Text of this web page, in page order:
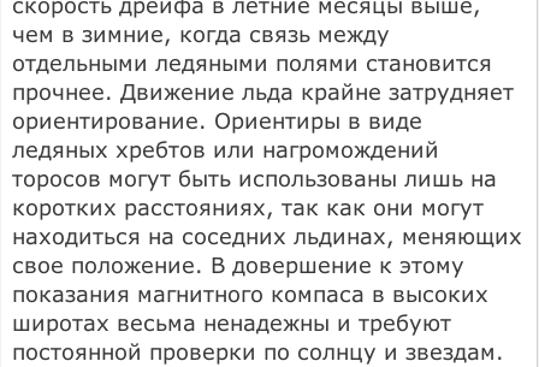
чем в зимние, когда связь между
отдельными ледяными полями становится
прочнее. Движение льда крайне затрудняет
ориентирование. Ориентиры в виде
ледяных хребтов или нагромождений
торосов могут быть использованы лишь на
коротких расстояниях, так как они могут
находиться на соседних льдинах, меняющих
свое положение. В довершение к этому
показания магнитного компаса в высоких
широтах весьма ненадежны и требуют
постоянной проверки по солнцу и звездам.